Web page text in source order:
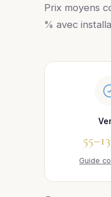
Prix moyens
% avec
Guide